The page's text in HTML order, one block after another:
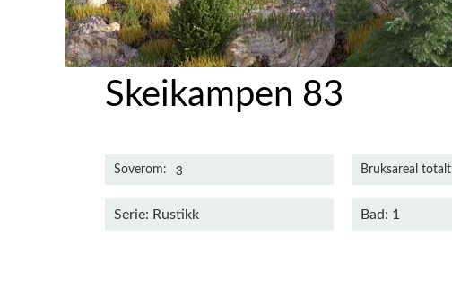
Skeikampen 83
Soverom 3 Bruksareal totalt
Serie: Rustikk Bad: 1